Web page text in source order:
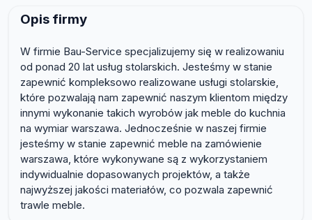
Opis firmy
W firmie Bau-Service specjalizujemy się w realizowaniu
od ponad 20 lat usług stolarskich. Jesteśmy w stanie
zapewnić kompleksowo realizowane usługi stolarskie,
które pozwalają nam zapewnić naszym klientom między
innymi wykonanie takich wyrobów jak meble do kuchnia
na wymiar warszawa. Jednocześnie w naszej firmie
jesteśmy w stanie zapewnić meble na zamówienie
warszawa, które wykonywane są z wykorzystaniem
indywidualnie dopasowanych projektów, a także
najwyższej jakości materiałów, co pozwala zapewnić
trawle meble.